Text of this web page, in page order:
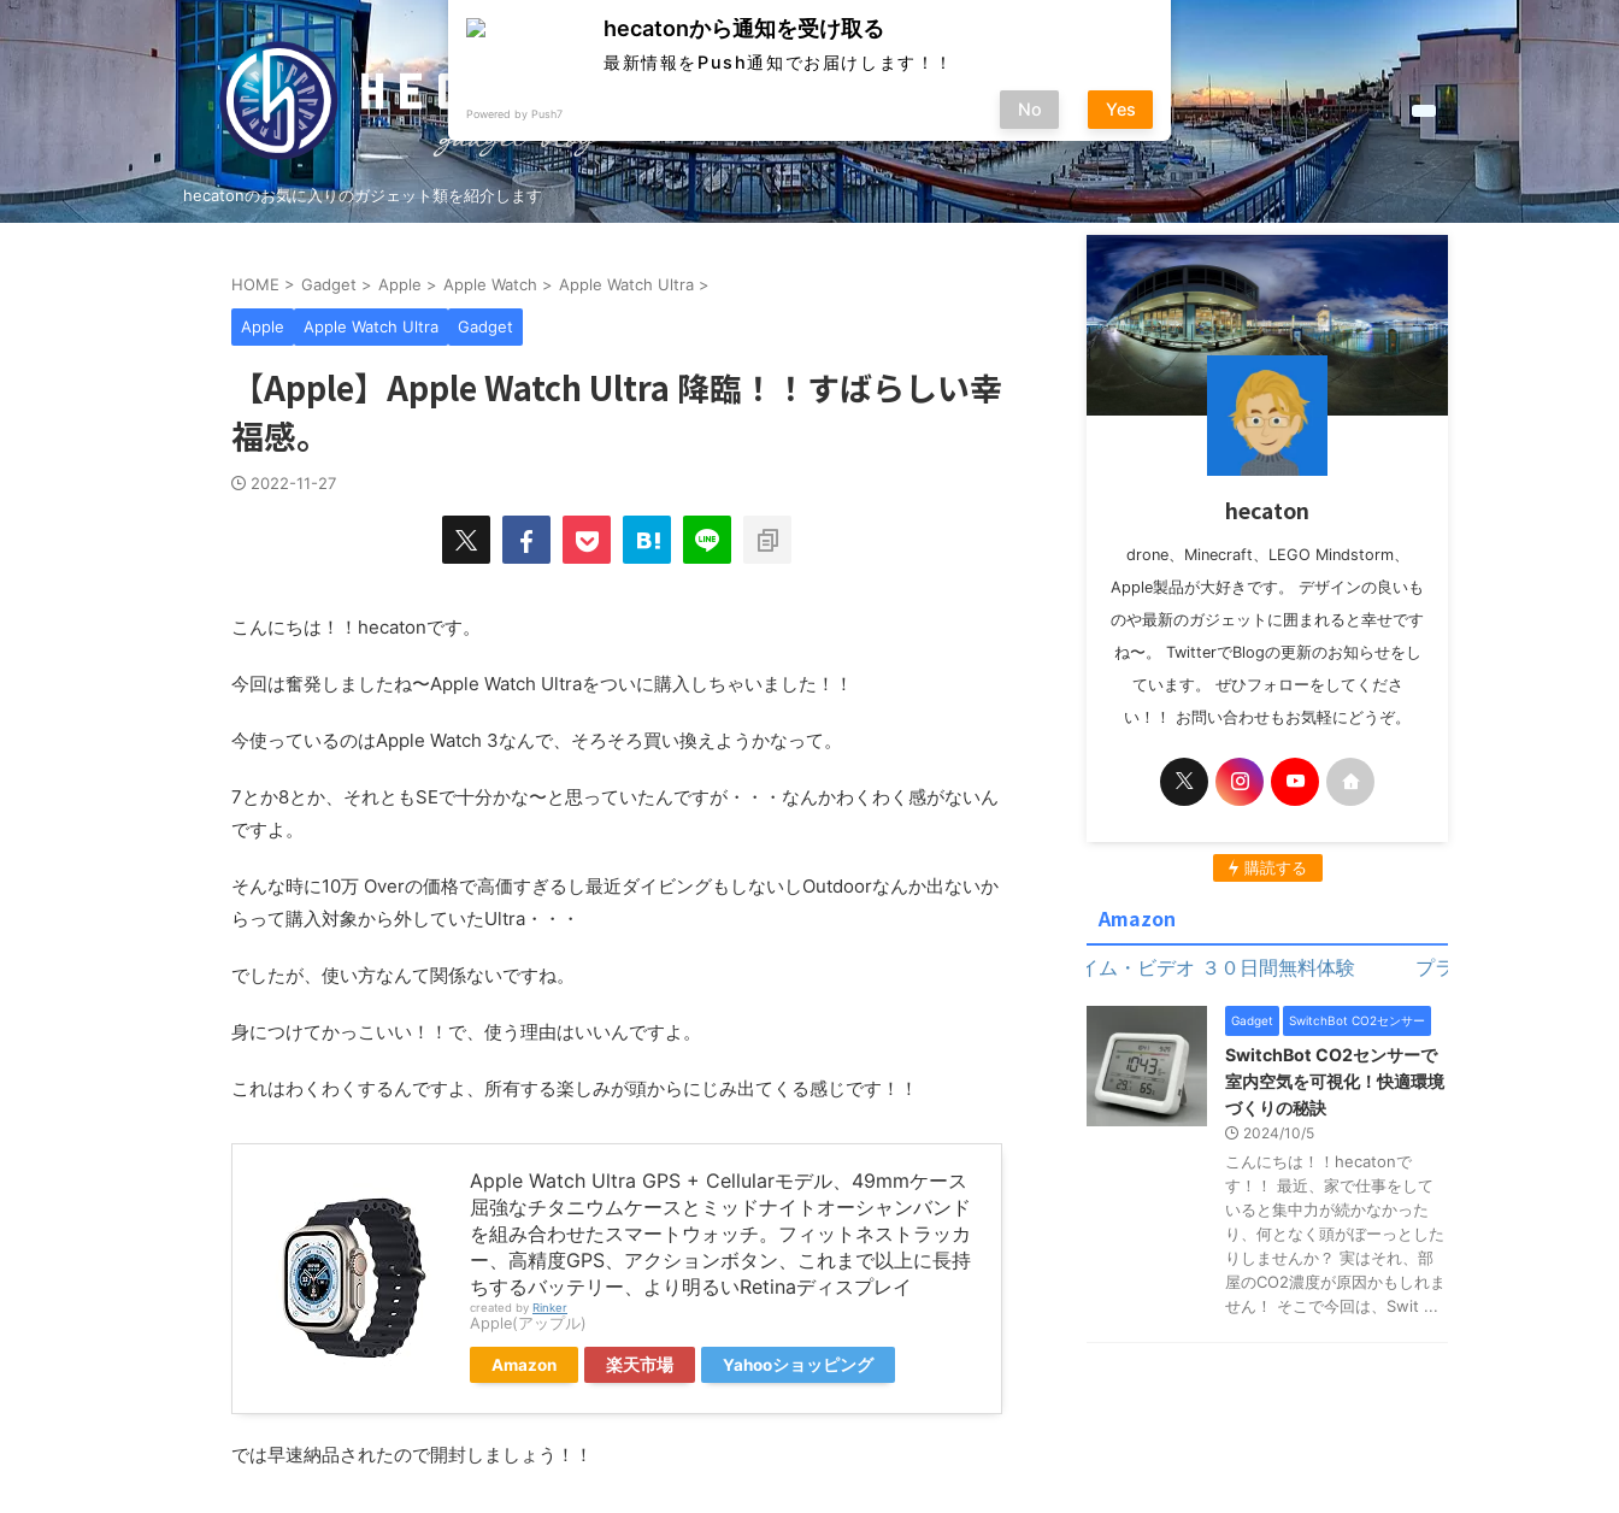
hecatonのお気に入りのガジェット類を紹介します
HOME > Gadget > Apple > Apple Watch > Apple Watch Ultra >
Apple Apple Watch Ultra Gadget
【Apple】Apple Watch Ultra 降臨！！すばらしい幸
福感。
2022-11-27
こんにちは！！hecatonです。
今回は奮発しましたね〜Apple Watch Ultraをついに購入しちゃいました！！
今使っているのはApple Watch 3なんで、そろそろ買い換えようかなって。
7とか8とか、それともSEで十分かな〜と思っていたんですが・・・なんかわくわく感がないん
ですよ。
そんな時に10万 Overの価格で高価すぎるし最近ダイビングもしないしOutdoorなんか出ないか
らって購入対象から外していたUltra・・・
でしたが、使い方なんて関係ないですね。
身につけてかっこいい！！で、使う理由はいいんですよ。
これはわくわくするんですよ、所有する楽しみが頭からにじみ出てくる感じです！！
Apple Watch Ultra GPS + Cellularモデル、49mmケース
屈強なチタニウムケースとミッドナイトオーシャンバンド
を組み合わせたスマートウォッチ。フィットネストラッカ
ー、高精度GPS、アクションボタン、これまで以上に長持
ちするバッテリー、より明るいRetinaディスプレイ
created by Rinker
Apple(アップル)
Amazon 楽天市場 Yahooショッピング
では早速納品されたので開封しましょう！！
hecaton
drone、Minecraft、LEGO Mindstorm、
Apple製品が大好きです。 デザインの良いも
のや最新のガジェットに囲まれると幸せです
ね〜。 TwitterでBlogの更新のお知らせをし
ています。 ぜひフォローをしてくださ
い！！ お問い合わせもお気軽にどうぞ。
購読する
Amazon
プライム・ビデオ ３０日間無料体験 プライム・ビデオ ３０日間無
Gadget SwitchBot CO2センサー
SwitchBot CO2センサーで
室内空気を可視化！快適環境
づくりの秘訣
2024/10/5
こんにちは！！hecatonで
す！！ 最近、家で仕事をして
いると集中力が続かなかった
り、何となく頭がぼーっとした
りしませんか？ 実はそれ、部
屋のCO2濃度が原因かもしれま
せん！ そこで今回は、Swit ...
hecatonから通知を受け取る
最新情報をPush通知でお届けします！！
Powered by Push7 No Yes